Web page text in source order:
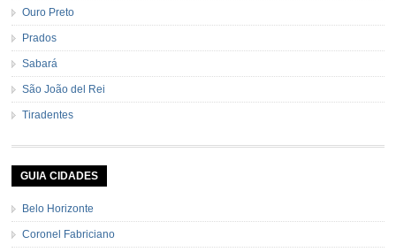
Ouro Preto
Prados
Sabará
São João del Rei
Tiradentes
GUIA CIDADES
Belo Horizonte
Coronel Fabriciano